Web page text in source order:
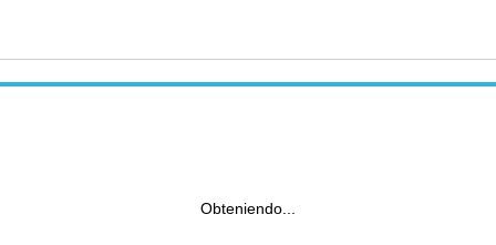
Obteniendo...